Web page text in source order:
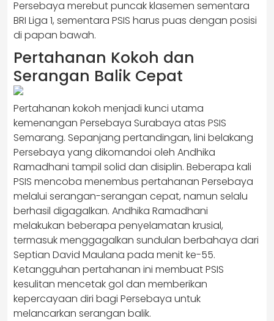
Persebaya merebut puncak klasemen sementara
BRI Liga 1, sementara PSIS harus puas dengan posisi
di papan bawah.
Pertahanan Kokoh dan
Serangan Balik Cepat
Pertahanan kokoh menjadi kunci utama
kemenangan Persebaya Surabaya atas PSIS
Semarang. Sepanjang pertandingan, lini belakang
Persebaya yang dikomandoi oleh Andhika
Ramadhani tampil solid dan disiplin. Beberapa kali
PSIS mencoba menembus pertahanan Persebaya
melalui serangan-serangan cepat, namun selalu
berhasil digagalkan. Andhika Ramadhani
melakukan beberapa penyelamatan krusial,
termasuk menggagalkan sundulan berbahaya dari
Septian David Maulana pada menit ke-55.
Ketangguhan pertahanan ini membuat PSIS
kesulitan mencetak gol dan memberikan
kepercayaan diri bagi Persebaya untuk
melancarkan serangan balik.